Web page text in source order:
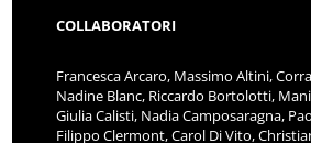
COLLABORATORI
Francesca Arcaro, Massimo Altini,
Nadine Blanc, Riccardo Bortolotti,
Giulia Calisti, Nadia Camposaragna,
Filippo Clermont, Carol Di Vito,